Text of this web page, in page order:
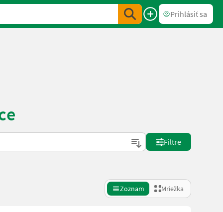
Prihlásiť sa
Filtre
Zoznam Mriežka